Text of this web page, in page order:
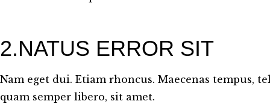
2.NATUS ERROR SIT
Nam eget dui. Etiam rhoncus. Maecenas tempus,
quam semper libero, sit amet.